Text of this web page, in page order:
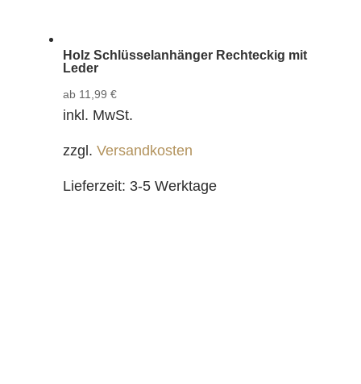
Holz Schlüsselanhänger Rechteckig mit
Leder
ab 11,99 €
inkl. MwSt.
zzgl. Versandkosten
Lieferzeit: 3-5 Werktage